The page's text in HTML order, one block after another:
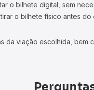
o bilhete digital, sem
o bilhete físico antes do
da viação escolhida, bem